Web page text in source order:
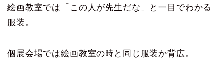
絵画教室では「この人が先生だな」と一目でわかる
服装。
個展会場では絵画教室の時と同じ服装か背広。